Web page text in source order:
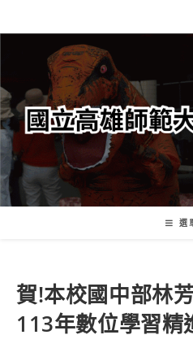
轉
要
內
容
選
賀!本校國中部林
113年數位學習精